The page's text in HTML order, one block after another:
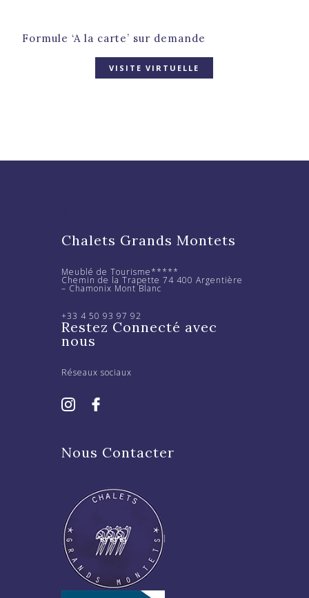
Formule ‘A la carte’ sur demande
VISITE VIRTUELLE
Chalets Grands Montets
Meublé de Tourisme*****
Chemin de la Trapette 74 400 Argentière
– Chamonix Mont Blanc
+33 4 50 93 97 92
Restez Connecté avec
nous
Réseaux sociaux
Nous Contacter